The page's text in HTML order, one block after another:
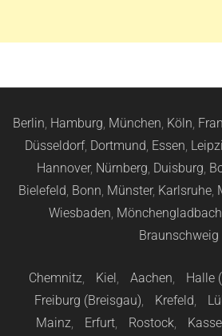
Berlin, Hamburg, München, Köln,
Düsseldorf, Dortmund, Essen,
Hannover, Nürnberg, Duisburg,
Bielefeld, Bonn, Münster, Karlsruhe,
Wiesbaden, Mönchengladbach
Braunschweig
Chemnitz, Kiel, Aachen, Halle
Freiburg (Breisgau), Krefeld,
Mainz, Erfurt, Rostock,